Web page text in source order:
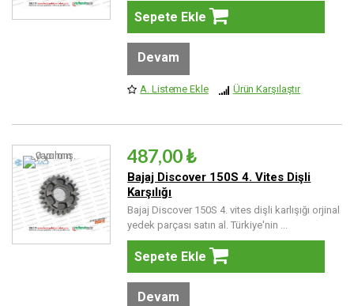
Sepete Ekle
Devam
A. Listeme Ekle Ürün Karşılaştır
487,00 ₺
Bajaj Discover 150S 4. Vites Dişli
Karşılığı
Bajaj Discover 150S 4. vites dişli karlışığı orjinal
yedek parçası satın al. Türkiye'nin ...
Sepete Ekle
Devam